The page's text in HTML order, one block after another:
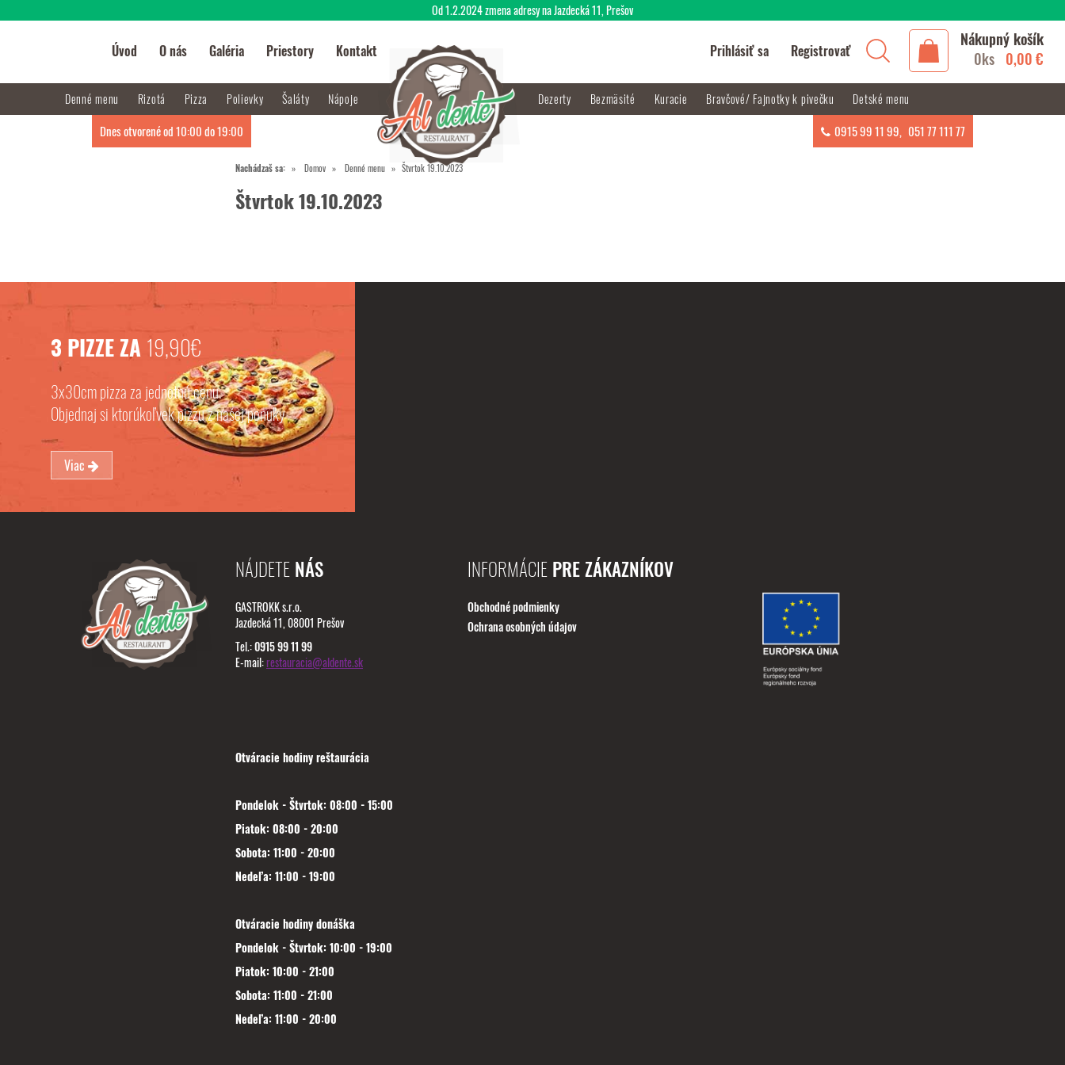
Nachádzaš sa: Domov Denné menu Štvrtok 19.10.2023
Štvrtok 19.10.2023
3 PIZZE ZA 19,90€
3x30cm pizza za jednotnú cenu.
Objednaj si ktorúkoľvek pizzu z našej ponuky
Viac
NÁJDETE NÁS
GASTROKK s.r.o.
Jazdecká 11, 08001 Prešov
Tel.:0915 99 11 99
E-mail:restauracia@aldente.sk
Otváracie hodiny reštaurácia
Pondelok - Štvrtok: 08:00 - 15:00
Piatok: 08:00 - 20:00
Sobota: 11:00 - 20:00
Nedeľa: 11:00 - 19:00
Otváracie hodiny donáška
Pondelok - Štvrtok: 10:00 - 19:00
Piatok: 10:00 - 21:00
Sobota: 11:00 - 21:00
Nedeľa: 11:00 - 20:00
INFORMÁCIEPRE ZÁKAZNÍKOV
Obchodné podmienky
Ochrana osobných údajov
Úvod O nás Galéria Priestory Kontakt Prihlásiť sa Registrovať
Nákupný košík
0ks 0,00 €
Denné menu Rizotá Pizza Polievky Šaláty Nápoje Dezerty Bezmäsité Kuracie Bravčové/ Fajnotky k pivečku Detské menu
Dnes otvorené od 10:00 do 19:00 0915 99 11 99, 051 77 111 77
Od 1.2.2024 zmena adresy na Jazdecká 11, Prešov